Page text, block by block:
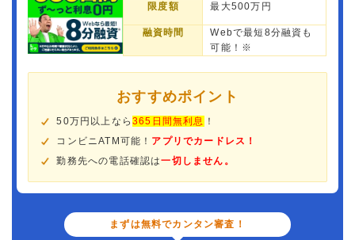
限度額 最大500万円
融資時間
Webで最短8分融資も
可能！※
おすすめポイント
50万円以上なら365日間無利息 ！
コンビニATM可能！ アプリでカードレス！
勤務先への電話確認は一切しません。
まずは無料でカンタン審査！